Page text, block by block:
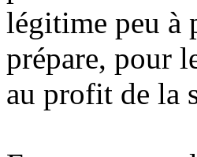
légitime peu à
prépare, pour
au profit de la